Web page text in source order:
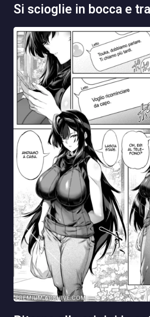
si scioglie in bocca e